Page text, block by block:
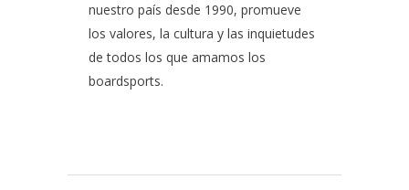
nuestro país desde 1990, promueve
los valores, la cultura y las inquietudes
de todos los que amamos los
boardsports.